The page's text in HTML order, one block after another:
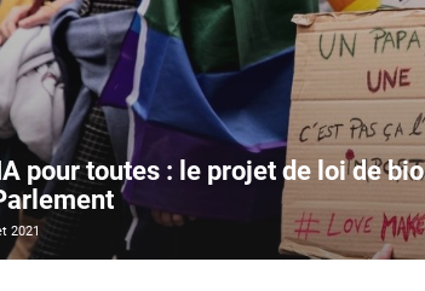
pour toutes : le projet de loi de
2021